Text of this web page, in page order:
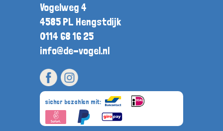
Vogelweg 4
4585 PL Hengstdijk
0114 68 16 25
info@de-vogel.nl
sicher bezahlen mit: